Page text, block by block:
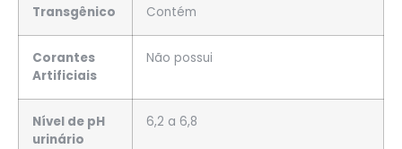
Transgênico Contém
Corantes
Artificiais
Não possui
Nível de pH
urinário
6,2 a 6,8